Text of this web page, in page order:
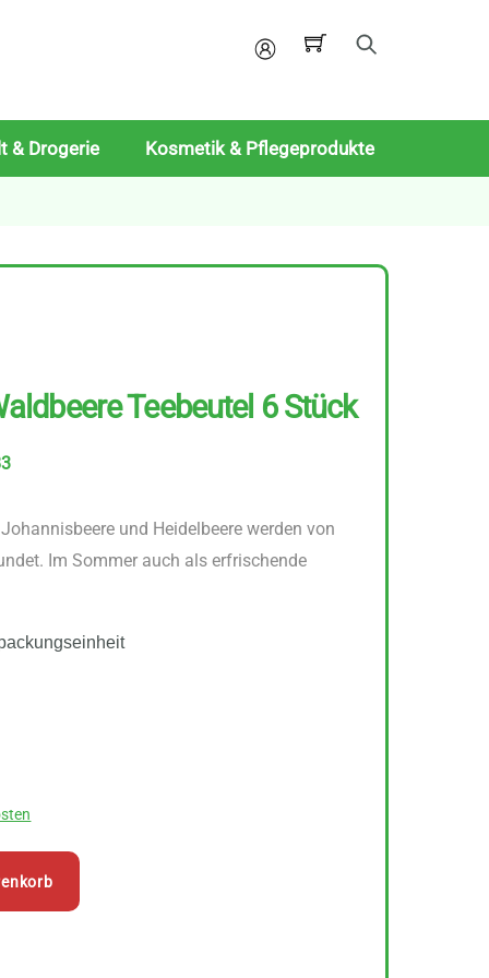
Mein
& Drogerie Kosmetik & Pflegeprodukte
Teebeutel 6 Stück
und Heidelbeere werden von
Im Sommer auch als erfrischende